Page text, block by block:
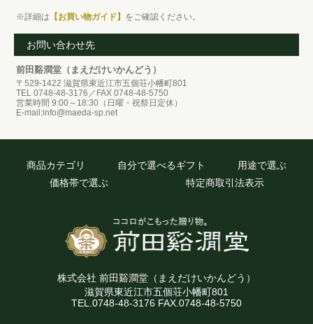
※詳細は 【お買い物ガイド】 をご確認ください。
お問い合わせ先
前田谿澗堂（まえだけいかんどう）
〒529-1422 滋賀県東近江市五個荘小幡町801
TEL 0748-48-3176／FAX 0748-48-5750
営業時間 9:00～18:30（日曜・祝祭日定休）
E-mail:info@maeda-sp.net
商品カテゴリ 自分で選べるギフト
用途で選ぶ
価格帯で選ぶ
特定商取引法表示
株式会社 前田谿澗堂（まえだけいかんどう）
滋賀県東近江市五個荘小幡町801
TEL.0748-48-3176 FAX.0748-48-5750